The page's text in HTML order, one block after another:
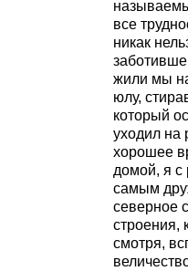
все
никак
жили мы
юлу,
который
уходил на
хорошее
домой, я с
самым
северное
строения,
смотря,